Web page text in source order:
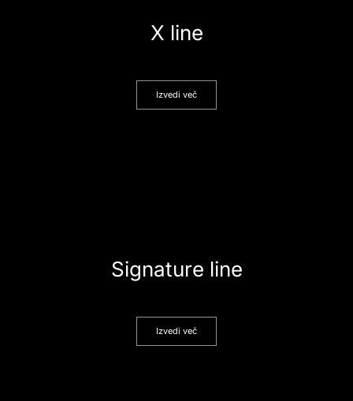
X line
Izvedi več
Signature line
Izvedi več